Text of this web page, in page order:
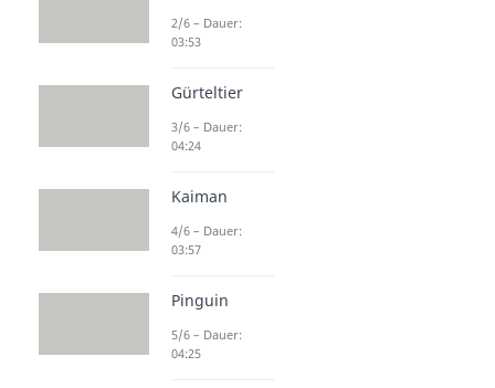
2/6 – Dauer:
03:53
Gürteltier
3/6 – Dauer:
04:24
Kaiman
4/6 – Dauer:
03:57
Pinguin
5/6 – Dauer:
04:25